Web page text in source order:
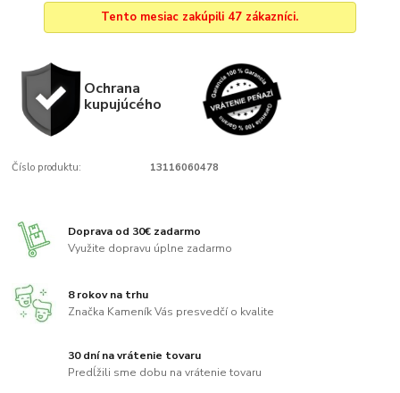
Tento mesiac zakúpili 47 zákazníci.
Ochrana
kupujúcého
Číslo produktu: 13116060478
Doprava od 30€ zadarmo
Využite dopravu úplne zadarmo
8 rokov na trhu
Značka Kameník Vás presvedčí o kvalite
30 dní na vrátenie tovaru
Predĺžili sme dobu na vrátenie tovaru